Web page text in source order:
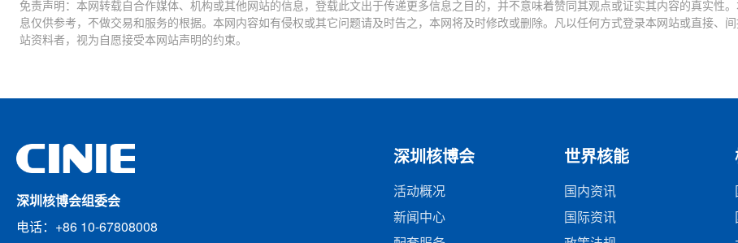
免责声明：本网转载自合作媒体、机构或其他网站的信息，登载此文出于传递更多信息之目的，并不意味着赞同其观点或证实其内容的真实性
息仅供参考，不做交易和服务的根据。本网内容如有侵权或其它问题请及时告之，本网将及时修改或删除。凡以任何方式登录本网站或直接、间
站资料者，视为自愿接受本网站声明的约束。
深圳核博会组委会
电话：+86 10-67808008
深圳核博会
活动概况
新闻中心
世界核能
国内资讯
国际资讯